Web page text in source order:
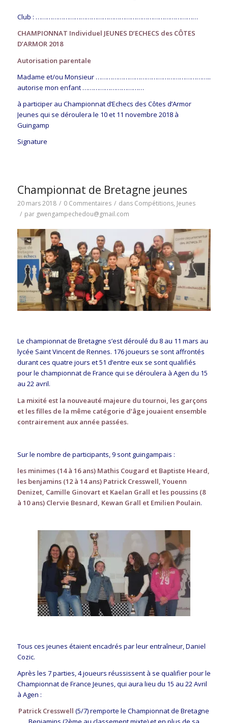
Club : ……………………………………………………………………………
CHAMPIONNAT Individuel JEUNES D’ECHECS des CÔTES
D’ARMOR 2018
Autorisation parentale
Madame et/ou Monsieur ……………………………………………………..
autorise mon enfant ……………………………
à participer au Championnat d’Echecs des Côtes d’Armor
Jeunes qui se déroulera le 10 et 11 novembre 2018 à
Guingamp
Signature
Championnat de Bretagne jeunes
20 mars 2018 / 0 Commentaires / dans Compétitions, Jeunes
/ par gwengampechedou@gmail.com
Le championnat de Bretagne s’est déroulé du 8 au 11 mars au
lycée Saint Vincent de Rennes. 176 joueurs se sont affrontés
durant ces quatre jours et 51 d’entre eux se sont qualifiés
pour le championnat de France qui se déroulera à Agen du 15
au 22 avril.
La mixité est la nouveauté majeure du tournoi, les garçons
et les filles de la même catégorie d’âge jouaient ensemble
contrairement aux année passées.
Sur le nombre de participants, 9 sont guingampais :
les minimes (14 à 16 ans) Mathis Cougard et Baptiste Heard,
les benjamins (12 à 14 ans) Patrick Cresswell, Youenn
Denizet, Camille Ginovart et Kaelan Grall et les poussins (8
à 10 ans) Clervie Besnard, Kewan Grall et Emilien Poulain.
Tous ces jeunes étaient encadrés par leur entraîneur, Daniel
Cozic.
Après les 7 parties, 4 joueurs réussissent à se qualifier pour le
Championnat de France Jeunes, qui aura lieu du 15 au 22 Avril
à Agen :
Patrick Cresswell (5/7) remporte le Championnat de Bretagne